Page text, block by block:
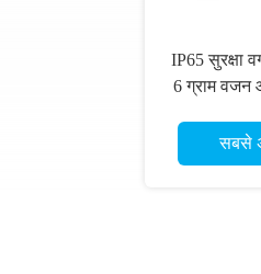
IP65 सुरक्षा
6 ग्राम वजन
सबसे